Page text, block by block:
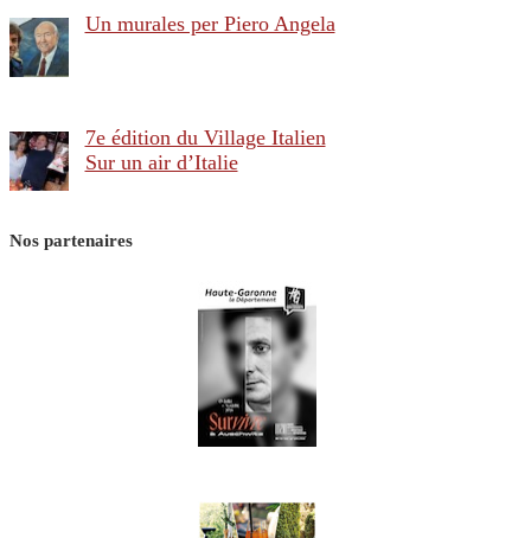
Un murales per Piero Angela
7e édition du Village Italien
Sur un air d’Italie
Nos partenaires